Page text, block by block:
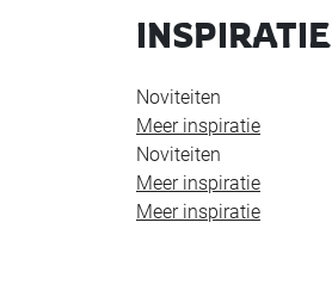
INSPIRATIE
Noviteiten
Meer inspiratie
Noviteiten
Meer inspiratie
Meer inspiratie